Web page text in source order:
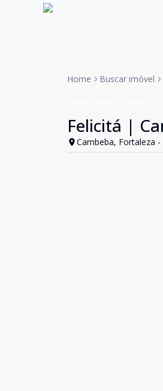
Home Buscar imóvel
Felicitá |
Cambeba, Fortaleza -